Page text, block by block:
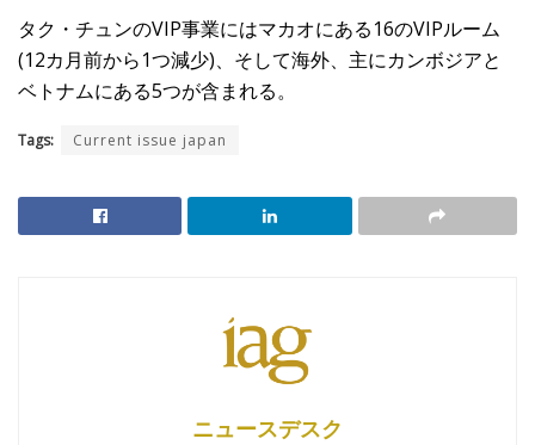
タク・チュンのVIP事業にはマカオにある16のVIPルーム
(12カ月前から1つ減少)、そして海外、主にカンボジアと
ベトナムにある5つが含まれる。
Tags: Current issue japan
ニュースデスク